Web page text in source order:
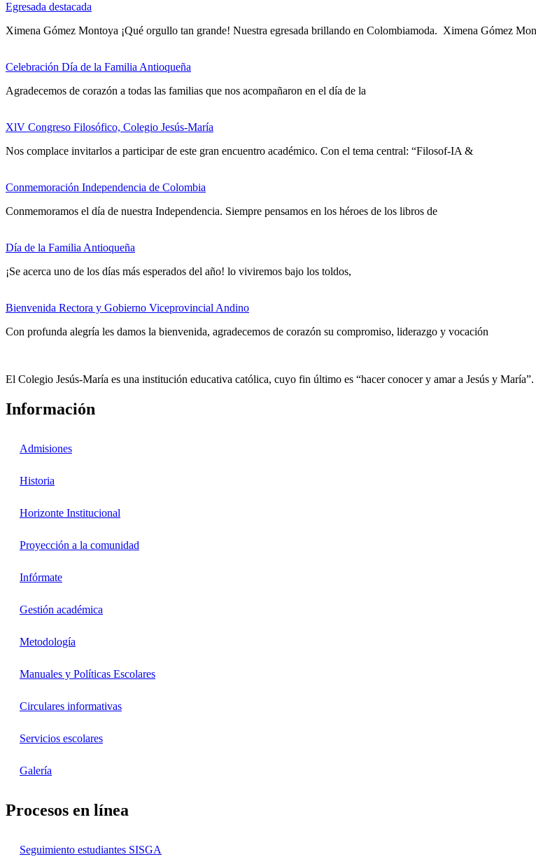
Egresada destacada
Ximena Gómez Montoya ¡Qué orgullo tan grande! Nuestra egresada brillando en Colombiamoda. Ximena Gómez
Celebración Día de la Familia Antioqueña
Agradecemos de corazón a todas las familias que nos acompañaron en el día de la
XlV Congreso Filosófico, Colegio Jesús-María
Nos complace invitarlos a participar de este gran encuentro académico. Con el tema central: “Filosof-IA &
Conmemoración Independencia de Colombia
Conmemoramos el día de nuestra Independencia. Siempre pensamos en los héroes de los libros de
Día de la Familia Antioqueña
¡Se acerca uno de los días más esperados del año! lo viviremos bajo los toldos,
Bienvenida Rectora y Gobierno Viceprovincial Andino
Con profunda alegría les damos la bienvenida, agradecemos de corazón su compromiso, liderazgo y vocación
El Colegio Jesús-María es una institución educativa católica, cuyo fin último es “hacer conocer y amar a Jesús y
Información
Admisiones
Historia
Horizonte Institucional
Proyección a la comunidad
Infórmate
Gestión académica
Metodología
Manuales y Políticas Escolares
Circulares informativas
Servicios escolares
Galería
Procesos en línea
Seguimiento estudiantes SISGA